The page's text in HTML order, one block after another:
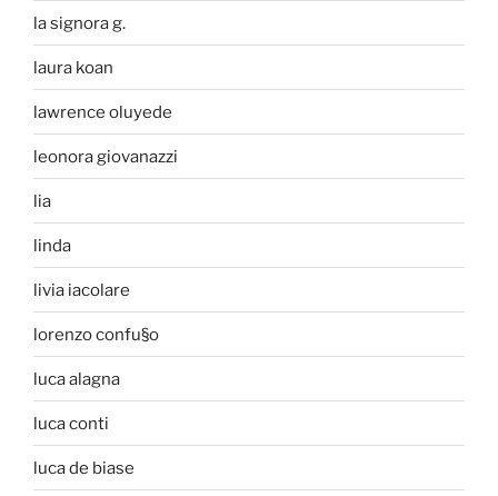
la signora g.
laura koan
lawrence oluyede
leonora giovanazzi
lia
linda
livia iacolare
lorenzo confu§o
luca alagna
luca conti
luca de biase